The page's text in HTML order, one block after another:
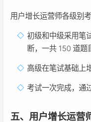
用户增长运营师各级别
初级和中级采用笔
断，一共 150 道题
高级在笔试基础上
考试一次完成，通
五、用户增长运营